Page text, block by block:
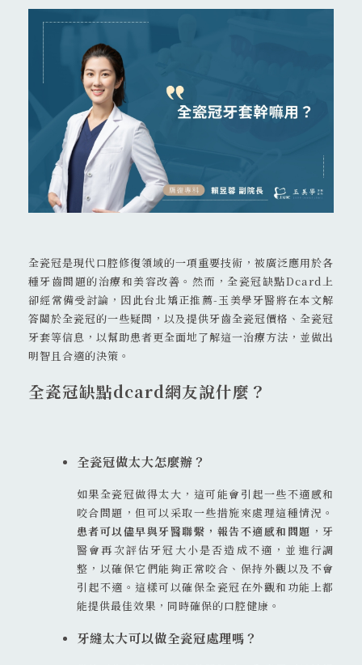
02 8911 0109
全瓷冠是現代口腔修復領域的一項重要技術，被廣泛應用於各
種牙齒問題的治療和美容改善。然而，全瓷冠缺點Dcard上
卻經常備受討論，因此台北矯正推薦-玉美學牙醫將在本文解
答關於全瓷冠的一些疑問，以及提供牙齒全瓷冠價格、全瓷冠
牙套等信息，以幫助患者更全面地了解這一治療方法，並做出
明智且合適的決策。
全瓷冠缺點dcard網友說什麼？
全瓷冠做太大怎麼辦？
如果全瓷冠做得太大，這可能會引起一些不適感和
咬合問題，但可以采取一些措施來處理這種情況。
患者可以儘早與牙醫聯繫，報告不適感和問題 ，牙
醫會再次評估牙冠大小是否造成不適，並進行調
整，以確保它們能夠正常咬合、保持外觀以及不會
引起不適。這樣可以確保全瓷冠在外觀和功能上都
能提供最佳效果，同時確保的口腔健康。
牙縫太大可以做全瓷冠處理嗎？